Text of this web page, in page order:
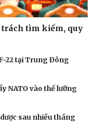
tìm kiếm, quy
22 tại Trung Đông
NATO vào thế lưỡng
sau nhiều tháng